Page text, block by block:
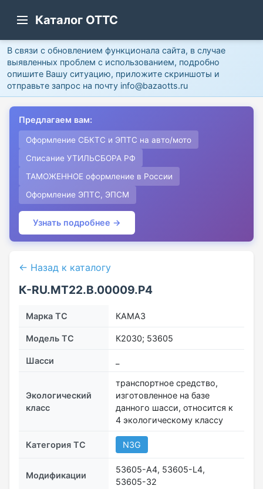
Каталог ОТТС
В связи с обновлением функционала сайта, в случае
выявленных проблем с использованием, подробно
опишите Вашу ситуацию, приложите скриншоты и
отправьте запрос на почту info@bazaotts.ru
Предлагаем вам:
Оформление СБКТС и ЭПТС на авто/мото
Списание УТИЛЬСБОРА РФ
ТАМОЖЕННОЕ оформление в России
Оформление ЭПТС, ЭПСМ
Узнать подробнее →
← Назад к каталогу
К-RU.МТ22.В.00009.Р4
Марка ТС КАМАЗ
Модель ТС К2030; 53605
Шасси
Экологический
класс
транспортное средство,
изготовленное на базе
данного шасси, относится к
4 экологическому классу
Категория ТС N3G
Модификации
53605-А4, 53605-L4,
53605-32